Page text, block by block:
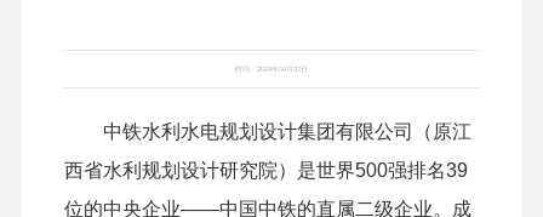
时间：2024年04月02日
中铁水利水电规划设计集团有限公司（原江
西省水利规划设计研究院）是世界500强排名39
位的中央企业——中国中铁的直属二级企业。成